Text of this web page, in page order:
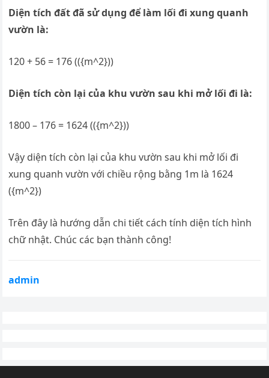
Diện tích đất đã sử dụng để làm lối đi xung quanh
vườn là:
120 + 56 = 176 (({m^2}))
Diện tích còn lại của khu vườn sau khi mở lối đi là:
1800 – 176 = 1624 (({m^2}))
Vậy diện tích còn lại của khu vườn sau khi mở lối đi
xung quanh vườn với chiều rộng bằng 1m là 1624
({m^2})
Trên đây là hướng dẫn chi tiết cách tính diện tích hình
chữ nhật. Chúc các bạn thành công!
admin